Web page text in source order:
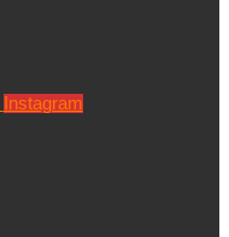
Instagram